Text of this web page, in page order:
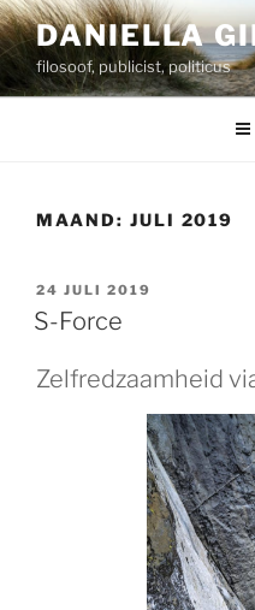
Ga
naar
de
inhoud
DANIELLA
filosoof, publicist, politicus
MAAND: JULI 2019
GEPLAATST
OP
24 JULI 2019
S-Force
Zelfredzaamheid